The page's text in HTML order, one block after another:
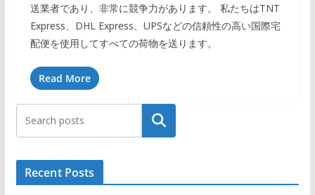
送業者であり、非常に競争力があります。 私たちはTNT
Express、DHL Express、UPSなどの信頼性の高い国際宅
配便を使用してすべての荷物を送ります。
Read More
Search
Recent Posts